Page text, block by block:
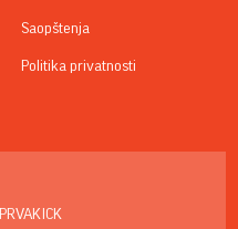
Saopštenja
Politika privatnosti
PRVAKICK